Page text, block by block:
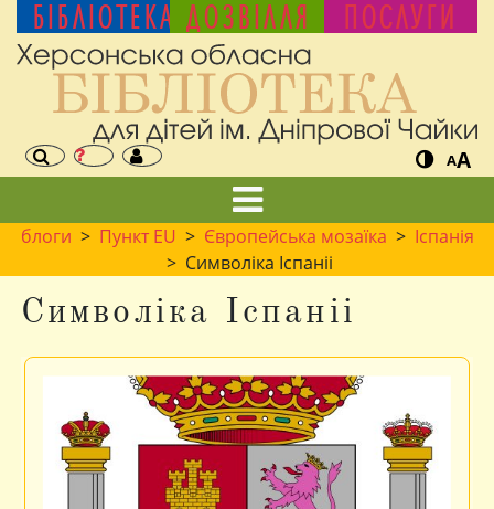
БІБЛІОТЕКА ДОЗВІЛЛЯ ПОСЛУГИ
AA
блоги > Пункт EU > Європейська мозаїка > Іспанія
> Символіка Іспаніі
Символіка Іспаніі